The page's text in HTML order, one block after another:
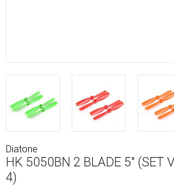
Diatone
HK 5050BN 2 BLADE 5" (SET
4)